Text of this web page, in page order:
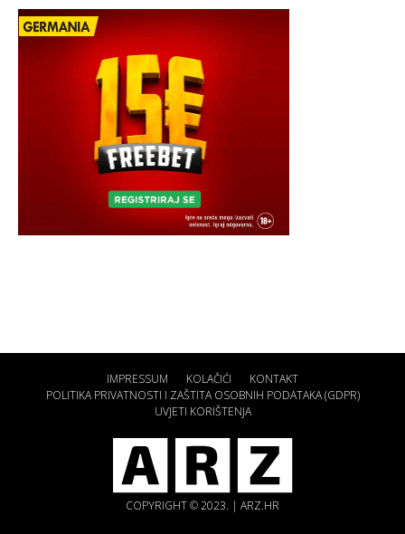
IMPRESSUM KOLAČIĆI
KONTAKT
POLITIKA PRIVATNOSTI I ZAŠTITA OSOBNIH PODATAKA (GDPR)
UVJETI KORIŠTENJA
COPYRIGHT © 2023. | ARZ.HR